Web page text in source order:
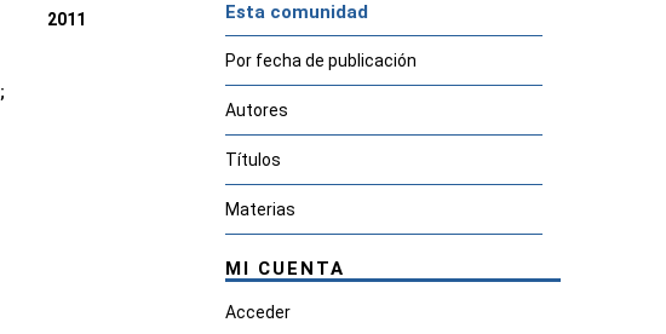
;
2011 Esta comunidad
Por fecha de publicación
Autores
Títulos
Materias
MI CUENTA
Acceder